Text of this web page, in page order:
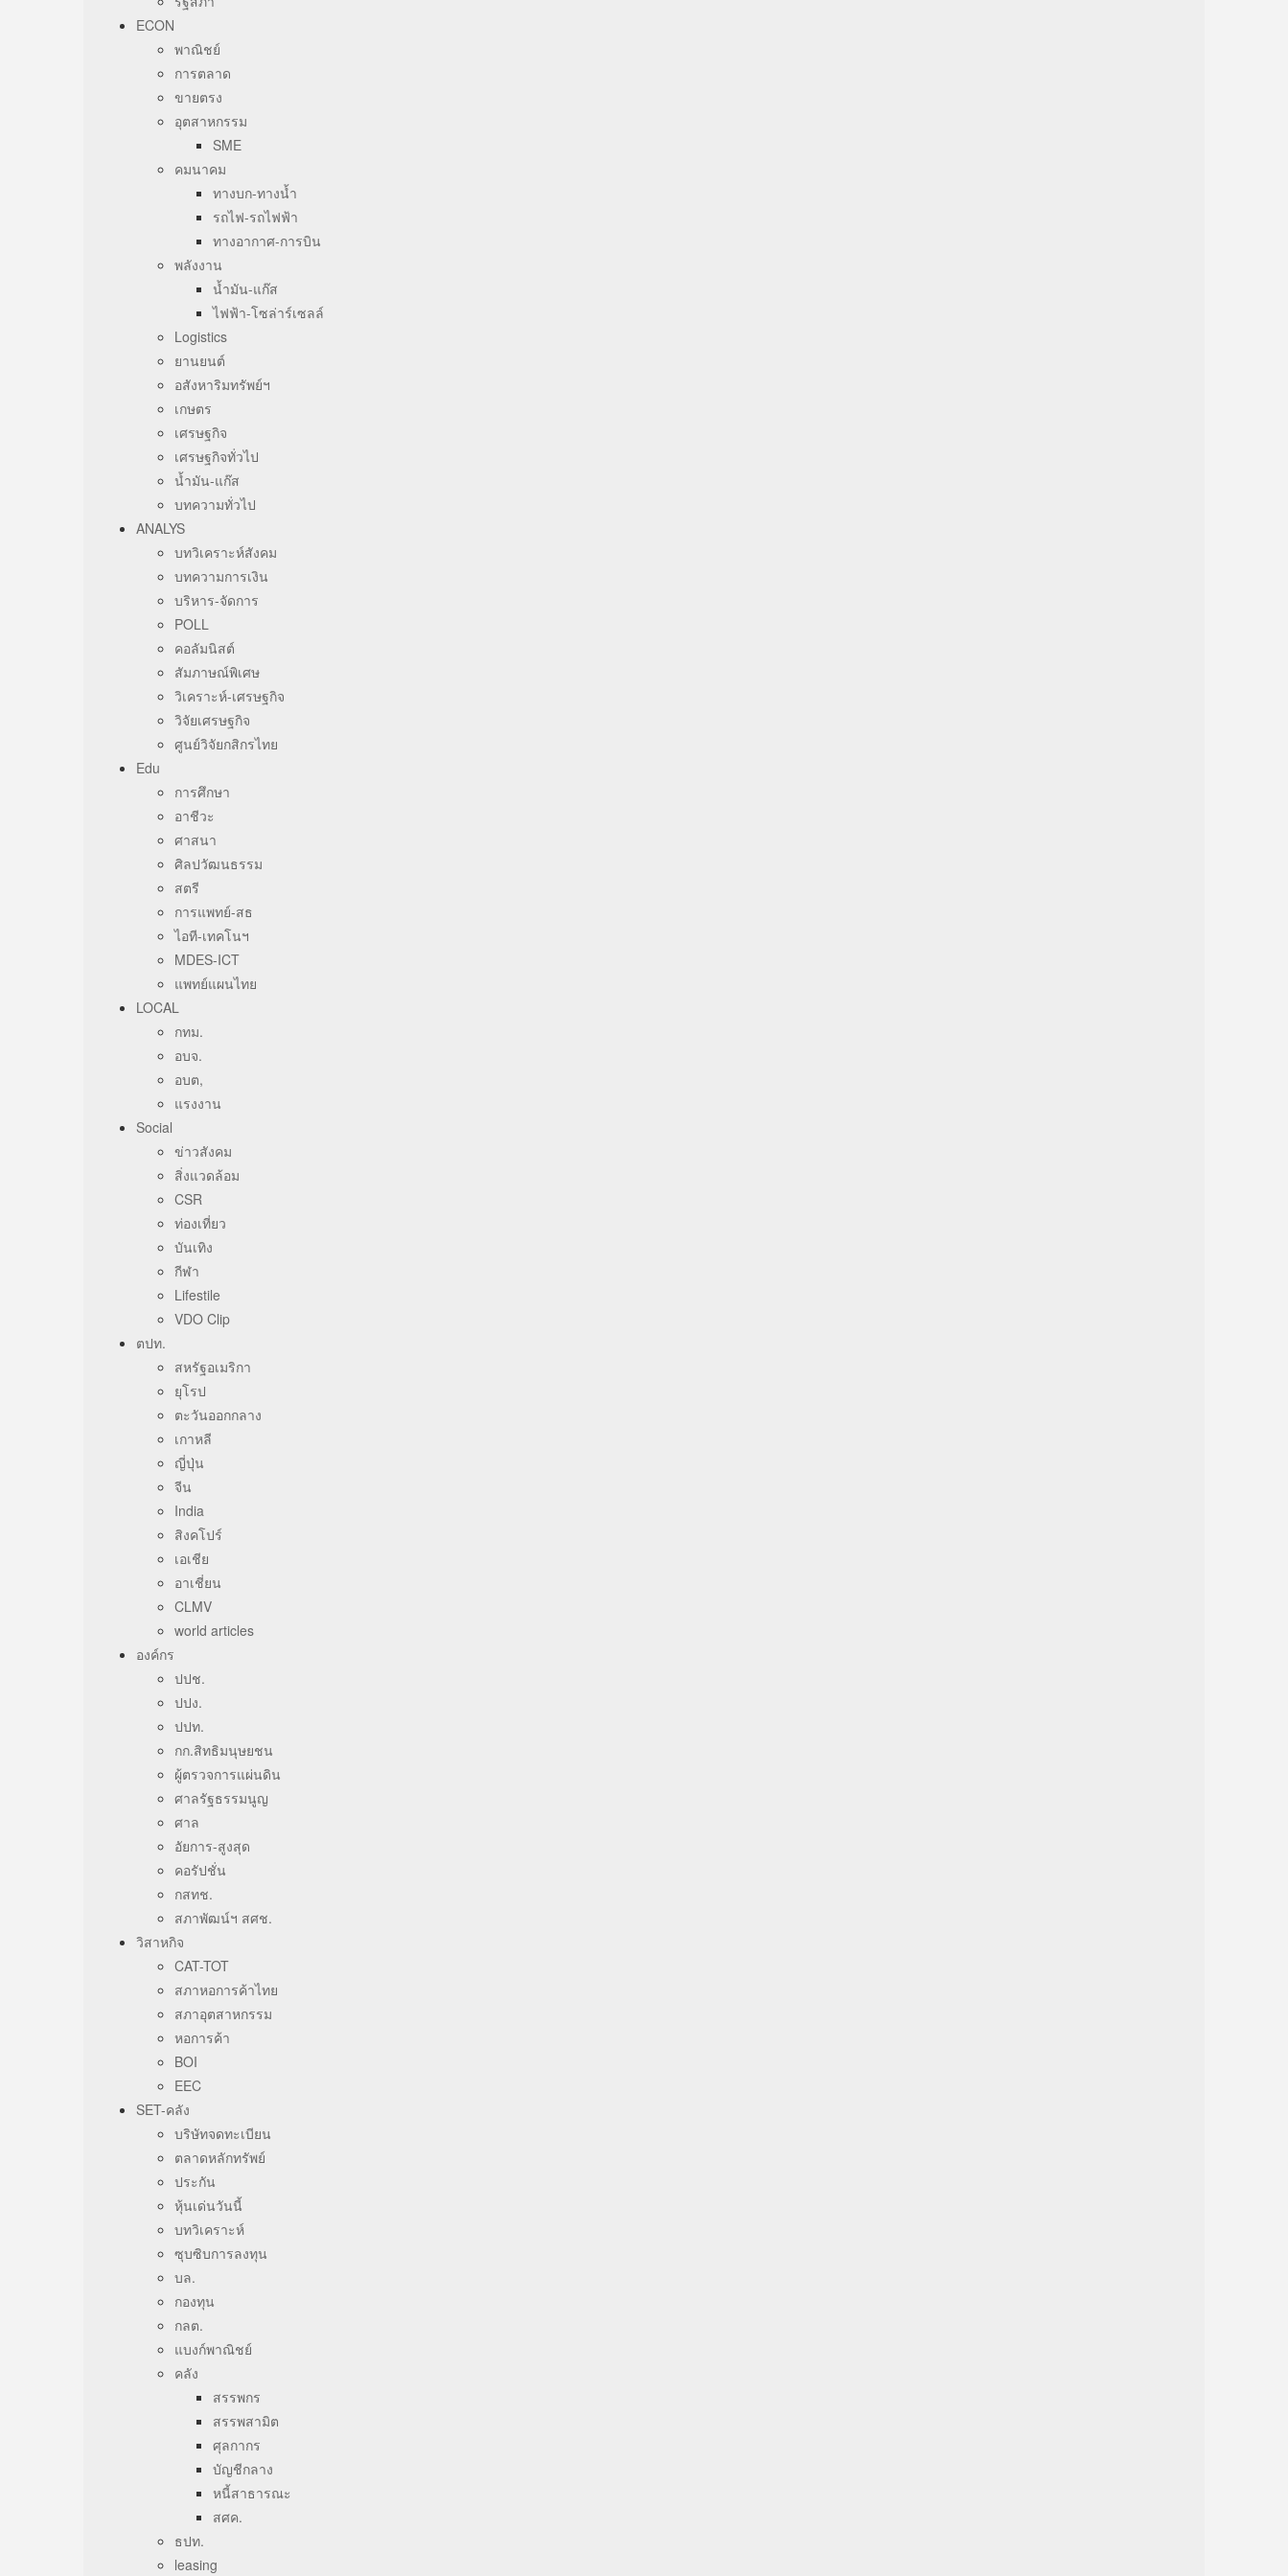
ECON
พาณิชย์
การตลาด
ขายตรง
อุตสาหกรรม
SME
คมนาคม
ทางบก-ทางน้ำ
รถไฟ-รถไฟฟ้า
ทางอากาศ-การบิน
พลังงาน
น้ำมัน-แก๊ส
ไฟฟ้า-โซล่าร์เซลล์
Logistics
ยานยนต์
อสังหาริมทรัพย์ฯ
เกษตร
เศรษฐกิจ
เศรษฐกิจทั่วไป
น้ำมัน-แก๊ส
บทความทั่วไป
ANALYS
บทวิเคราะห์สังคม
บทความการเงิน
บริหาร-จัดการ
POLL
คอลัมนิสต์
สัมภาษณ์พิเศษ
วิเคราะห์-เศรษฐกิจ
วิจัยเศรษฐกิจ
ศูนย์วิจัยกสิกรไทย
Edu
การศึกษา
อาชีวะ
ศาสนา
ศิลปวัฒนธรรม
สตรี
การแพทย์-สธ
ไอที-เทคโนฯ
MDES-ICT
แพทย์แผนไทย
LOCAL
กทม.
อบจ.
อบต,
แรงงาน
Social
ข่าวสังคม
สิ่งแวดล้อม
CSR
ท่องเที่ยว
บันเทิง
กีฬา
Lifestile
VDO Clip
ตปท.
สหรัฐอเมริกา
ยุโรป
ตะวันออกกลาง
เกาหลี
ญี่ปุ่น
จีน
India
สิงคโปร์
เอเชีย
อาเชี่ยน
CLMV
world articles
องค์กร
ปปช.
ปปง.
ปปท.
กก.สิทธิมนุษยชน
ผู้ตรวจการแผ่นดิน
ศาลรัฐธรรมนูญ
ศาล
อัยการ-สูงสุด
คอรัปชั่น
กสทช.
สภาพัฒน์ฯ สศช.
วิสาหกิจ
CAT-TOT
สภาหอการค้าไทย
สภาอุตสาหกรรม
หอการค้า
BOI
EEC
SET-คลัง
บริษัทจดทะเบียน
ตลาดหลักทรัพย์
ประกัน
หุ้นเด่นวันนี้
บทวิเคราะห์
ซุบซิบการลงทุน
บล.
กองทุน
กลต.
แบงก์พาณิชย์
คลัง
สรรพกร
สรรพสามิต
ศุลกากร
บัญชีกลาง
หนี้สาธารณะ
สศค.
ธปท.
leasing